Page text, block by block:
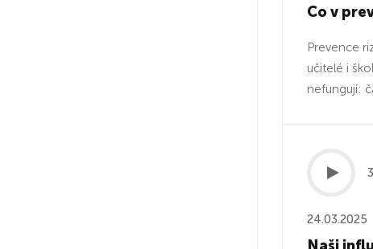
Co v
Prevence
učitelé i
nefungují:
24.03.2025